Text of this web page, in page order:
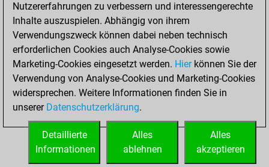
Bauer setzt Matt
0
Erstickte Matts
Unterverwandlungen
Türme auf der siebten
0
STARTSEITE
Nutzererfahrungen zu verbessern und interessengerechte
Inhalte auszuspielen. Abhängig von ihrem
Verwendungszweck können dabei neben technisch
erforderlichen Cookies auch Analyse-Cookies sowie
Marketing-Cookies eingesetzt werden. Hierkönnen Sie der
Verwendung von Analyse-Cookies und Marketing-Cookies
widersprechen. Weitere Informationen finden Sie in
unserer Datenschutzerklärung.
Alles
akzeptieren
Alles
ablehnen
Detaillierte
Informationen